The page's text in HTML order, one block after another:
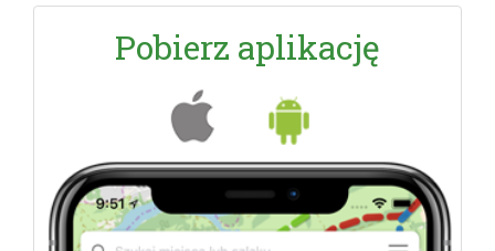
Pobierz aplikację